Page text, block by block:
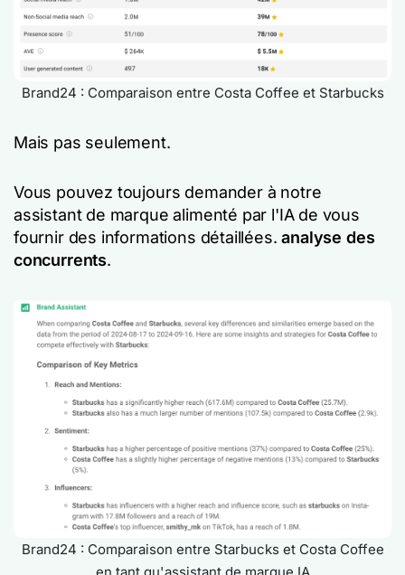
Brand24 : Comparaison entre Costa Coffee et Starbucks
Mais pas seulement.
Vous pouvez toujours demander à notre
assistant de marque alimenté par l'IA de vous
fournir des informations détaillées.analyse des
concurrents.
Brand24 : Comparaison entre Starbucks et Costa Coffee